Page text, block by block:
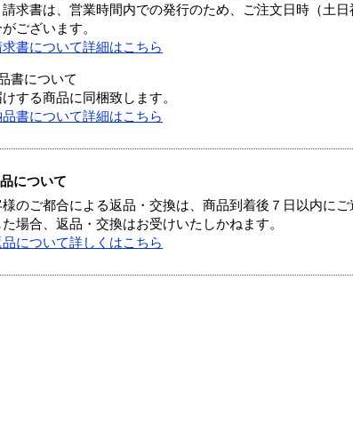
請求書は、営業時間内での発行のため、ご注文日時（土
ございます。
求書について詳細はこちら
書について
する商品に同梱致します。
品書について詳細はこちら
について
様のご都合による返品・交換は、商品到着後７日以内に
場合、返品・交換はお受けいたしかねます。
品について詳しくはこちら